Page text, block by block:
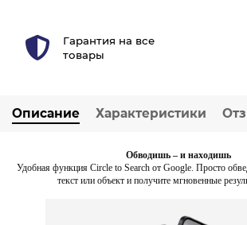
Гарантия на все
товары
Описание Характеристики
Обводишь – и находишь
Удобная функция Circle to Search от Google. Просто
текст или объект и получите мгновенные